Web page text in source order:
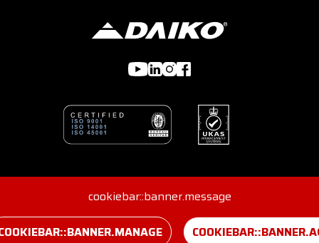
© 2026 DAIKO s.r.l - Viale G. Felissent 84/D, 31100 Treviso,
Italia - REA 416562 - IVA y NIF IT04907220265
Consentimientos
Créditos
cookiebar::banner.message